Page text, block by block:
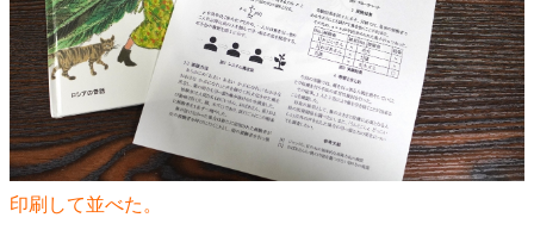
印刷して並べた。